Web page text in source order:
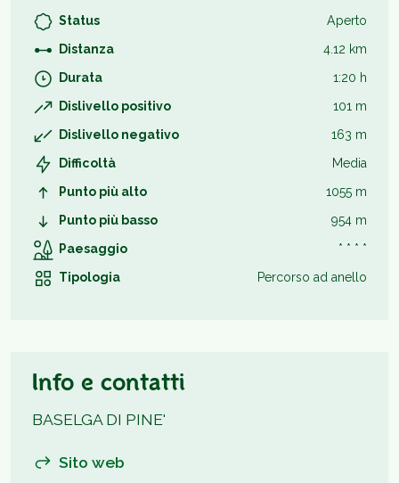
Status
Aperto
Distanza
4.12 km
Durata
1:20 h
Dislivello positivo
101 m
Dislivello negativo
163 m
Difficoltà
Media
Punto più alto
1055 m
Punto più basso
954 m
Paesaggio
* * * *
Tipologia
Percorso ad anello
Info e contatti
BASELGA DI PINE'
Sito web